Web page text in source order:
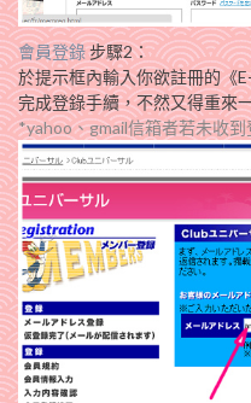
會員登錄步驟2：
於提示框內輸入你欲註冊的《
完成登錄手續，不然又得重來
*yahoo、gmail信箱者若未收